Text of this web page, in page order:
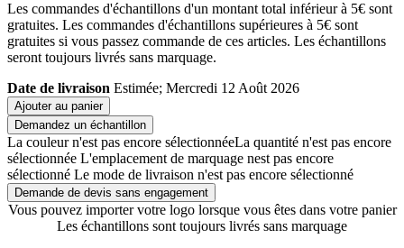
Les commandes d'échantillons d'un montant total inférieur à 5€ sont
gratuites. Les commandes d'échantillons supérieures à 5€ sont
gratuites si vous passez commande de ces articles. Les échantillons
seront toujours livrés sans marquage.
Date de livraison Estimée; Mercredi 12 Août 2026
Ajouter au panier
Demandez un échantillon
La couleur n'est pas encore sélectionnéeLa quantité n'est pas encore
sélectionnée L'emplacement de marquage nest pas encore
sélectionné Le mode de livraison n'est pas encore sélectionné
Demande de devis sans engagement
Vous pouvez importer votre logo lorsque vous êtes dans votre panier
Les échantillons sont toujours livrés sans marquage